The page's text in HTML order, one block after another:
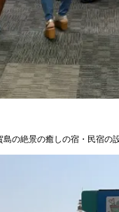
の絶景の癒しの宿・民宿の